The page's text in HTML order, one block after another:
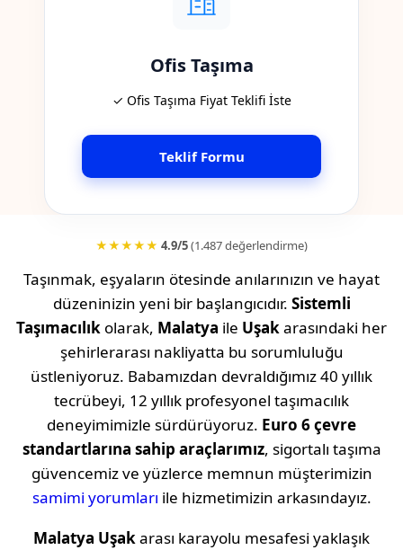
Ofis Taşıma
✓ Ofis Taşıma Fiyat Teklifi İste
Teklif Formu
★★★★★ 4.9/5(1.487 değerlendirme)
Taşınmak, eşyaların ötesinde anılarınızın ve hayat
düzeninizin yeni bir başlangıcıdır. Sistemli
Taşımacılık olarak, Malatya ile Uşakarasındaki her
şehirlerarası nakliyatta bu sorumluluğu
üstleniyoruz. Babamızdan devraldığımız 40 yıllık
tecrübeyi, 12 yıllık profesyonel taşımacılık
deneyimimizle sürdürüyoruz. Euro 6 çevre
standartlarına sahip araçlarımız, sigortalı taşıma
güvencemiz ve yüzlerce memnun müşterimizin
samimi yorumları ile hizmetimizin arkasındayız.
Malatya Uşakarası karayolu mesafesi yaklaşık